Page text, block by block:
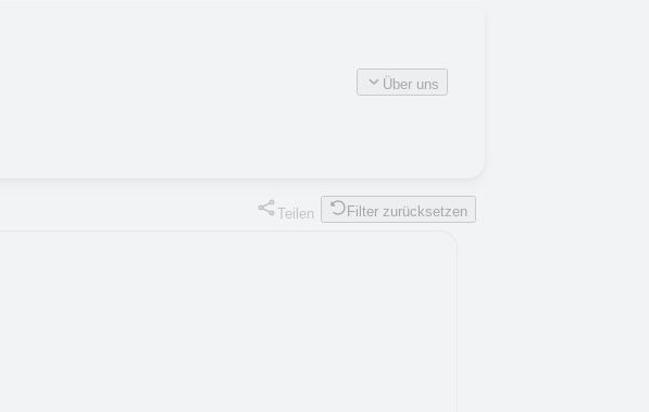
Über uns
Teilen Filter zurücksetzen